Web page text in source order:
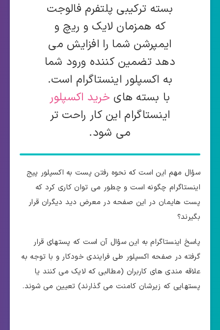
بسته ترکیبی پلتفرم فالوجت
که همزمان لایک و ریچ و
ایمپرشن شما را افزایش می
دهد تضمین کننده ورود شما
به اکسپلور اینستاگرام است.
با بسته های خرید اکسپلور
اینستاگرام این کار راحت تر
می شود.
سؤال مهم این است که نحوه رفتن پست به اکسپلور پیج
اینستاگرام چگونه است و چطور می توان کاری کرد که
پست هایمان در این صفحه در معرض دید دیگران قرار
بگیرند؟
پاسخ اینستاگرام به این سؤال آن است که پستهای قرار
گرفته در صفحه اکسپلور طی فرایندی خودکار و با توجه به
علاقه مندی های کاربران (مطالبی که لایک می کنند یا
پستهایی که زیرشان کامنت می گذارند) تعیین می شوند.